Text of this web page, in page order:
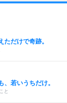
だけで奇跡。
若いうちだけ。
と